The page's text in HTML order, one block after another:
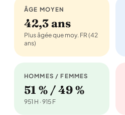
ÂGE MOYEN
42,3 ans
Plus âgée que moy. FR (42
ans)
HOMMES / FEMMES
51 % / 49 %
951 H · 915 F